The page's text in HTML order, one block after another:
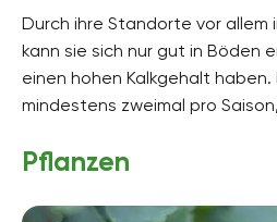
Durch ihre Standorte vor allem
kann sie sich nur gut in Böden
einen hohen Kalkgehalt haben.
mindestens zweimal pro
Pflanzen